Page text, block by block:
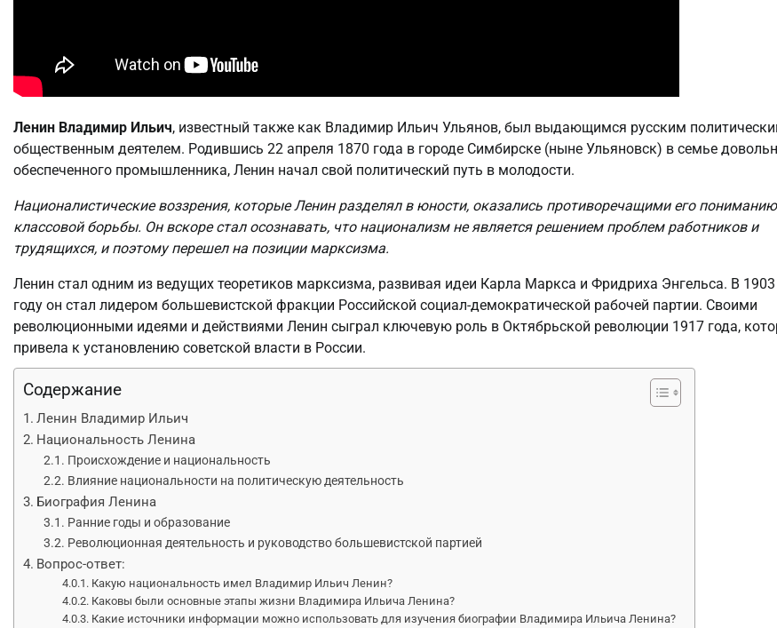
Ленин Владимир Ильич, известный также как Владимир Ильич Ульянов, был выдающимся русским
общественным деятелем. Родившись 22 апреля 1870 года в городе Симбирске (ныне Ульяновск) в семье
обеспеченного промышленника, Ленин начал свой политический путь в молодости.
Националистические воззрения, которые Ленин разделял в юности, оказались противоречащими его пониманию
классовой борьбы. Он вскоре стал осознавать, что национализм не является решением проблем работников и
трудящихся, и поэтому перешел на позиции марксизма.
Ленин стал одним из ведущих теоретиков марксизма, развивая идеи Карла Маркса и Фридриха Энгельса. В 1903
году он стал лидером большевистской фракции Российской социал-демократической рабочей партии. Своими
революционными идеями и действиями Ленин сыграл ключевую роль в Октябрьской революции 1917 года,
привела к установлению советской власти в России.
Содержание
Ленин Владимир Ильич
Национальность Ленина
Происхождение и национальность
Влияние национальности на политическую деятельность
Биография Ленина
Ранние годы и образование
Революционная деятельность и руководство большевистской партией
Вопрос-ответ:
Какую национальность имел Владимир Ильич Ленин?
Каковы были основные этапы жизни Владимира Ильича Ленина?
Какие источники информации можно использовать для изучения биографии Владимира Ильича Ленина?